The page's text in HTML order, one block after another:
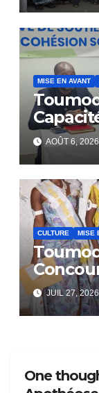
MISE EN AVANT
AOÛT 6,
CULTURE MISE
bientôt
JUIL 27,
One